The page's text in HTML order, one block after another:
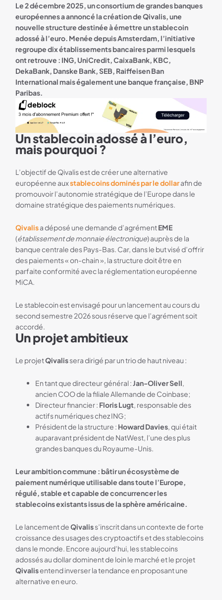
Le 2 décembre 2025, un consortium de grandes banques
européennes a annoncé la création de Qivalis, une
nouvelle structure destinée à émettre un stablecoin
adossé à l’euro. Menée depuis Amsterdam, l’initiative
regroupe dix établissements bancaires parmi lesquels
ont retrouve : ING, UniCredit, CaixaBank, KBC,
DekaBank, Danske Bank, SEB, Raiffeisen Ban
International mais également une banque française, BNP
Paribas.
Deblock 3 mois Premium offert
Un stablecoin adossé à l’euro,
mais pourquoi ?
L’objectif de Qivalis est de créer une alternative
européenne auxstablecoins dominés par le dollarafin de
promouvoir l’autonomie stratégique de l’Europe dans le
domaine stratégique des paiements numériques.
Qivalisa déposé une demande d’agrémentEME
(établissement de monnaie électronique) auprès de la
banque centrale des Pays-Bas. Car, dans le but visé d’offrir
des paiements « on-chain », la structure doit être en
parfaite conformité avec la réglementation européenne
MiCA.
Le stablecoin est envisagé pour un lancement au cours du
second semestre 2026 sous réserve que l’agrément soit
accordé.
Un projet ambitieux
Le projetQivalissera dirigé par un trio de haut niveau :
En tant que directeur général :Jan-Oliver Sell,
ancien COO de la filiale Allemande de Coinbase;
Directeur financier : Floris Lugt, responsable des
actifs numériques chez ING;
Président de la structure : Howard Davies, qui était
auparavant président de NatWest, l’une des plus
grandes banques du Royaume-Unis.
Leur ambition commune : bâtir un écosystème de
paiement numérique utilisable dans toute l’Europe,
régulé, stable et capable de concurrencer les
stablecoins existants issus de la sphère américaine.
Le lancement deQivaliss’inscrit dans un contexte de forte
croissance des usages des cryptoactifs et des stablecoins
dans le monde. Encore aujourd’hui, les stablecoins
adossés au dollar dominent de loin le marché et le projet
Qivalisentend inverser la tendance en proposant une
alternative en euro.